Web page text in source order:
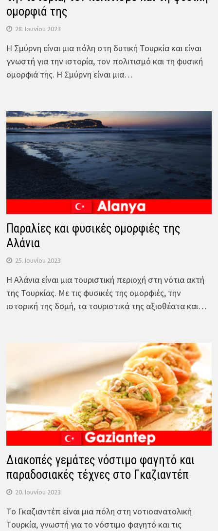
ομορφιά της
28. Ιουνίου 2023
Η Σμύρνη είναι μια πόλη στη δυτική Τουρκία και είναι
γνωστή για την ιστορία, τον πολιτισμό και τη φυσική
ομορφιά της. Η Σμύρνη είναι μια…
Παραλίες και φυσικές ομορφιές της
Αλάνια
25. Ιουνίου 2023
Η Αλάνια είναι μια τουριστική περιοχή στη νότια ακτή
της Τουρκίας. Με τις φυσικές της ομορφιές, την
ιστορική της δομή, τα τουριστικά της αξιοθέατα και…
Διακοπές γεμάτες νόστιμο φαγητό και
παραδοσιακές τέχνες στο Γκαζιαντέπ
20. Ιουνίου 2023
Το Γκαζιαντέπ είναι μια πόλη στη νοτιοανατολική
Τουρκία, γνωστή για το νόστιμο φαγητό και τις